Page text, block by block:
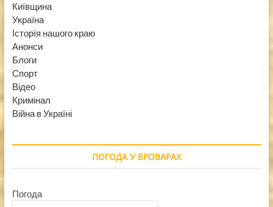
Київщина
Україна
Історїя нашого краю
Анонси
Блоги
Спорт
Відео
Кримінал
Війна в Україні
ПОГОДА У БРОВАРАХ
Погода